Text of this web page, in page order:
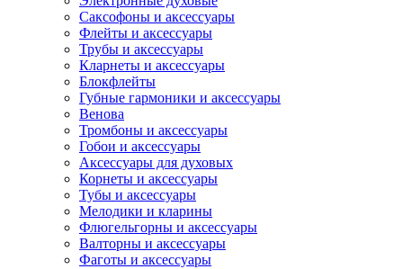
Саксофоны и аксессуары
Флейты и аксессуары
Трубы и аксессуары
Кларнеты и аксессуары
Блокфлейты
Губные гармоники и аксессуары
Венова
Тромбоны и аксессуары
Гобои и аксессуары
Аксессуары для духовых
Корнеты и аксессуары
Тубы и аксессуары
Мелодики и кларины
Флюгельгорны и аксессуары
Валторны и аксессуары
Фаготы и аксессуары